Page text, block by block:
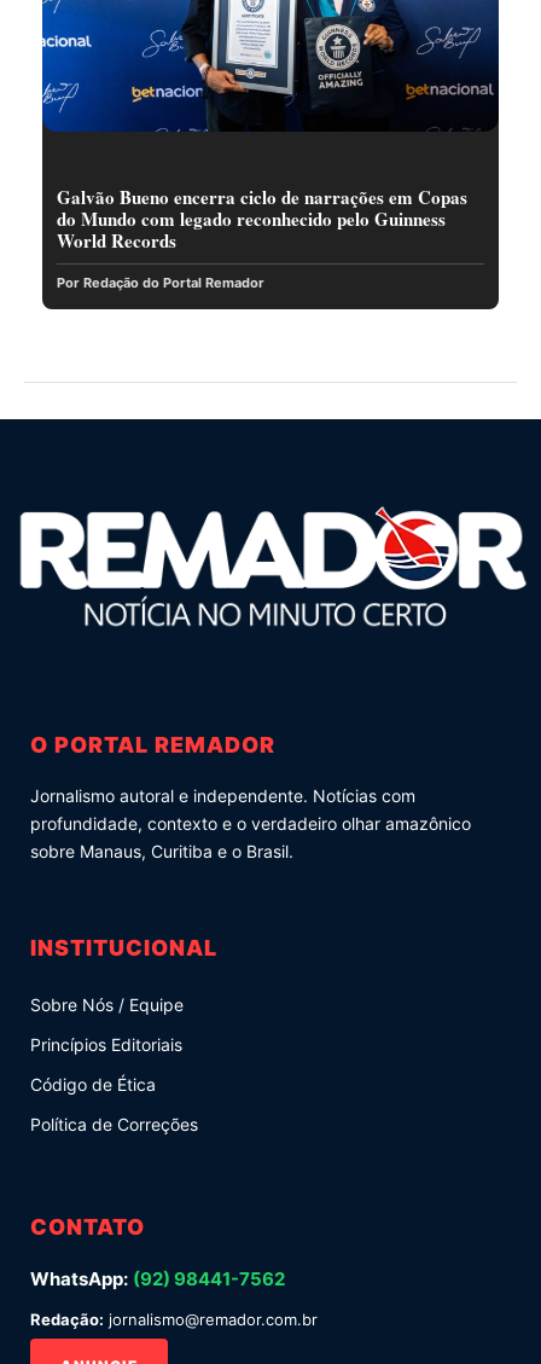
Galvão Bueno encerra ciclo de narrações em Copas
do Mundo com legado reconhecido pelo Guinness
World Records
Por Redação do Portal Remador
O PORTAL REMADOR
Jornalismo autoral e independente. Notícias com
profundidade, contexto e o verdadeiro olhar amazônico
sobre Manaus, Curitiba e o Brasil.
INSTITUCIONAL
Sobre Nós / Equipe
Princípios Editoriais
Código de Ética
Política de Correções
CONTATO
WhatsApp: (92) 98441-7562
Redação: jornalismo@remador.com.br